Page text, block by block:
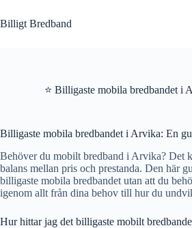
till
innehåll
Billigt Bredband
⭐ Billigaste mobila bredbandet i
Billigaste mobila bredbandet i Arvika: En
Behöver du mobilt bredband i Arvika? Det
balans mellan pris och prestanda. Den här
billigaste mobila bredbandet utan att du
igenom allt från dina behov till hur du
Hur hittar jag det billigaste mobilt